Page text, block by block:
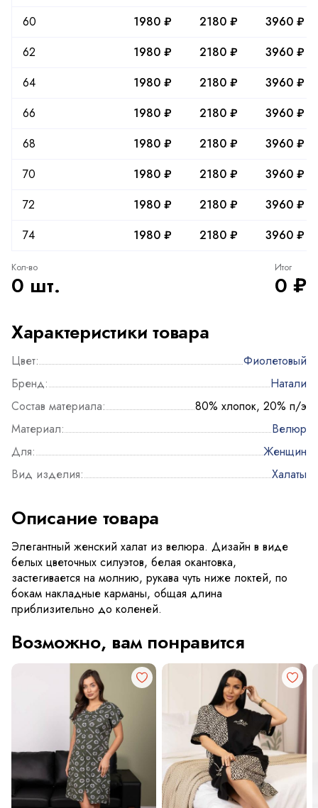
60
1980 ₽ 2180 ₽
3960 ₽
62
1980 ₽ 2180 ₽
3960 ₽
64
1980 ₽ 2180 ₽
3960 ₽
66
1980 ₽ 2180 ₽
3960 ₽
68
1980 ₽ 2180 ₽
3960 ₽
70
1980 ₽ 2180 ₽
3960 ₽
72
1980 ₽ 2180 ₽
3960 ₽
74
1980 ₽ 2180 ₽ 3960 ₽
Кол-во
0 шт.
Итог
0 ₽
Характеристики товара
Цвет:
Фиолетовый
Бренд:
Натали
Состав материала:
80% хлопок, 20% п/э
Материал:
Велюр
Для:
Женщин
Вид изделия:
Халаты
Описание товара
Элегантный женский халат из велюра. Дизайн в виде
белых цветочных силуэтов, белая окантовка,
застегивается на молнию, рукава чуть ниже локтей, по
бокам накладные карманы, общая длина
приблизительно до коленей.
Возможно, вам понравится